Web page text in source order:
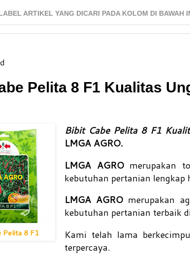
ARTIKEL YANG DICARI PADA KOLOM DI BAWAH
Pelita 8 F1 Kualitas
Pelita 8 F1
Bibit Cabe Pelita 8 F1
LMGA AGRO.
LMGA AGROmerupakan
kebutuhan pertanian
LMGA AGROmerupakan
kebutuhan pertanian terbaik
Kami telah lama
terpercaya.